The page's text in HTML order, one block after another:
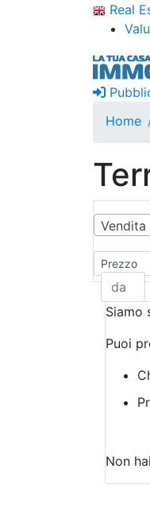
Real
Home
Vendita
Prezzo
Siamo
Puoi
Non